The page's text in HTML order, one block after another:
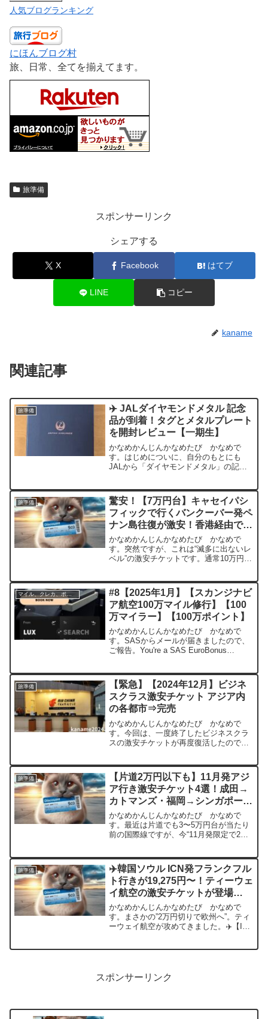
人気ブログランキング
にほんブログ村
旅、日常、全てを揃えてます。
旅準備
スポンサーリンク
シェアする
X Facebook はてブ
LINE コピー
kaname
関連記事
旅準備
✈️ JALダイヤモンドメタル 記念
品が到着！タグとメタルプレート
を開封レビュー【一期生】
かなめかんじんかなめたび かなめで
す。はじめについに、自分のもとにも
JALから「ダイヤモンドメタル」の記念
員だけが対象となる、今年新たに導入さ
れた最上位ステータスです...
旅準備
驚安！【7万円台】キャセイパシ
フィックで行くバンクーバー発ペ
ナン島往復が激安！香港経由でラ
ウンジ満喫も可能｜ワンワールド
かなめかんじんかなめたび かなめで
す。突然ですが、これは“滅多に出ないレ
ベル”の激安チケットです。通常10万円超
イト情報まとめ項目内容路線バンクーバ
ー（YVR） ⇄...
マイル、クレカ、ポイ活
#8【2025年1月】【スカンジナビ
ア航空100万マイル修行】【100
万マイラー】【100万ポイント】
かなめかんじんかなめたび かなめで
す。SASからメールが届きましたので、
ご報告。You're a SAS EuroBonus
キャンペーン （参考路線掲...
旅準備
【緊急】【2024年12月】ビジネ
スクラス激安チケット アジア内
の各都市⇒完売
かなめかんじんかなめたび かなめで
す。今回は、一度終了したビジネスクラ
スの激安チケットが再度復活したのでご
りは少々値段は上がりましたが、再登場
しました。行ける場所アジア...
旅準備
【片道2万円以下も】11月発アジ
ア行き激安チケット4選！成田→
カトマンズ・福岡→シンガポール
ほか
かなめかんじんかなめたび かなめで
す。最近は片道でも3〜5万円台が当たり
前の国際線ですが、今“11月発限定で2万
ではありません。チケット概要成田 →
カトマンズ片道2...
旅準備
✈️韓国ソウル ICN発フランクフル
ト行きが19,275円〜！ティーウェ
イ航空の激安チケットが登場
【12月限定】
かなめかんじんかなめたび かなめで
す。まさかの”2万円切りで欧州へ”。ティ
ーウェイ航空が攻めてきました。✈️【ICN
スポンサーリンク